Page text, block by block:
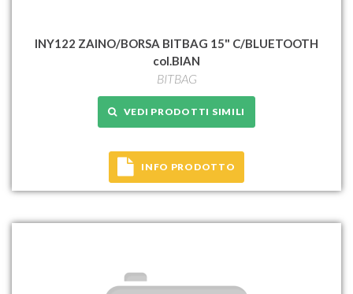
INY122 ZAINO/BORSA BITBAG 15" C/BLUETOOTH
col.BIAN
BITBAG
VEDI PRODOTTI SIMILI
INFO PRODOTTO